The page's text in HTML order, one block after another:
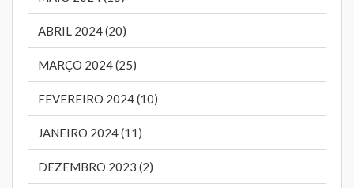
ABRIL 2024 (20)
MARÇO 2024 (25)
FEVEREIRO 2024 (10)
JANEIRO 2024 (11)
DEZEMBRO 2023 (2)